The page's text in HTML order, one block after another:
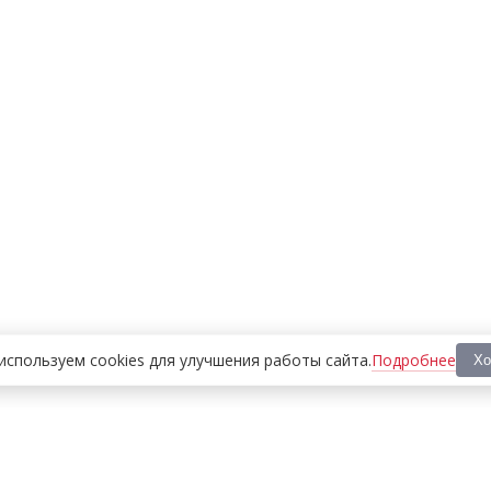
cookies для улучшения работы сайта.Подробнее